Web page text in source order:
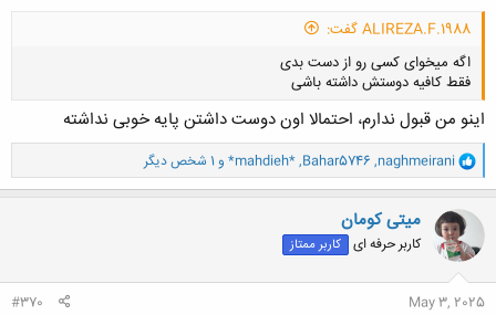
ALIREZA.F.1988 گفت:
اگه میخوای کسی رو از دست بدی
فقط کافیه دوستش داشته باشی⁦
اینو من قبول ندارم، احتمالا اون دوست داشتن پایه خوبی نداشته
و
ا
ک
ن
ش
ه
ا
naghmeirani
,
Bahar5746
,
*mahdieh* و 1 شخص دیگر
میتی کومان
کاربر حرفه ای کاربر ممتاز
May 3, 2025
#370